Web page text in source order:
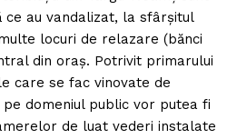
ce au vandalizat, la sfârşitul
locuri de relazare (bănci
din oraş. Potrivit primarului
care se fac vinovate de
domeniul public vor putea fi
de luat vederi instalate